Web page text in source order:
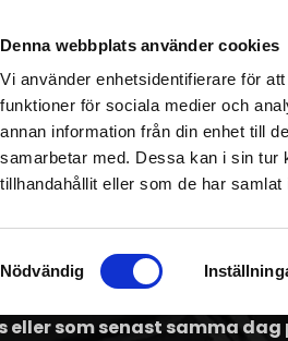
Denna webbplats använder cookies
Vi använder enhetsidentifierare för
funktioner för sociala medier och
annan information från din enhet till
samarbetar med. Dessa kan i sin tur
tillhandahållit eller som de har
Nödvändig
BESIKTNING SKADA SPOT
eller som senast samma dag